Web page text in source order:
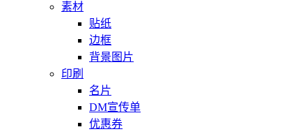
素材
贴纸
边框
背景图片
印刷
名片
DM宣传单
优惠券